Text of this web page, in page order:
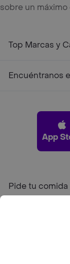
sobre un máximo
Top Marcas y
Encuéntranos
App
Pide tu